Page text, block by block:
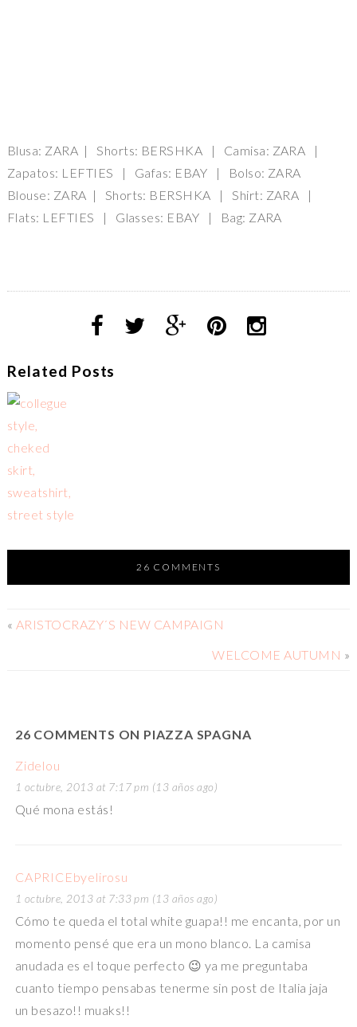
Blusa: ZARA | Shorts: BERSHKA | Camisa: ZARA |
Zapatos: LEFTIES | Gafas: EBAY | Bolso: ZARA
Blouse: ZARA | Shorts: BERSHKA | Shirt: ZARA |
Flats: LEFTIES | Glasses: EBAY | Bag: ZARA
Related Posts
26 COMMENTS
« ARISTOCRAZY´S NEW CAMPAIGN
WELCOME AUTUMN »
26 COMMENTS ON PIAZZA SPAGNA
Zidelou
1 octubre, 2013 at 7:17 pm (13 años ago)
Qué mona estás!
CAPRICEbyelirosu
1 octubre, 2013 at 7:33 pm (13 años ago)
Cómo te queda el total white guapa!! me encanta, por un
momento pensé que era un mono blanco. La camisa
anudada es el toque perfecto 😉 ya me preguntaba
cuanto tiempo pensabas tenerme sin post de Italia jaja
un besazo!! muaks!!